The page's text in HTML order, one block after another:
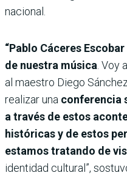
nacional.
“Pablo Cáceres
de nuestra música . Voy
al maestro Diego
realizar una conferencia
a través de estos
históricas y de estos
estamos tratando de
identidad cultural”,